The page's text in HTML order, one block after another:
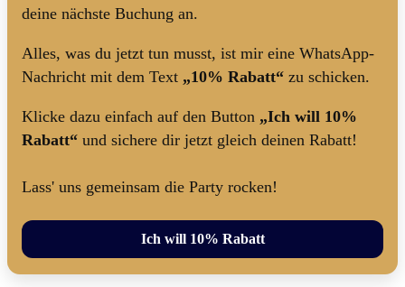
deine nächste Buchung an.
Alles, was du jetzt tun musst, ist mir eine WhatsApp-
Nachricht mit dem Text „10% Rabatt“ zu schicken.
Klicke dazu einfach auf den Button „Ich will 10%
Rabatt“ und sichere dir jetzt gleich deinen Rabatt!
Lass' uns gemeinsam die Party rocken!
Ich will 10% Rabatt